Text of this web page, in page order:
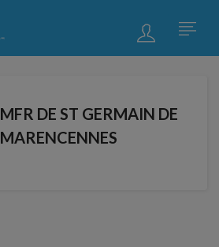
MFR DE ST GERMAIN DE
MARENCENNES